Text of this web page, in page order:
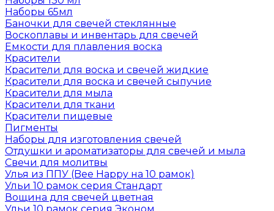
Наборы 65мл
Баночки для свечей стеклянные
Воскоплавы и инвентарь для свечей
Емкости для плавления воска
Красители
Красители для воска и свечей жидкие
Красители для воска и свечей сыпучие
Красители для мыла
Красители для ткани
Красители пищевые
Пигменты
Наборы для изготовления свечей
Отдушки и ароматизаторы для свечей и мыла
Свечи для молитвы
Улья из ППУ (Bee Happy на 10 рамок)
Ульи 10 рамок серия Стандарт
Вощина для свечей цветная